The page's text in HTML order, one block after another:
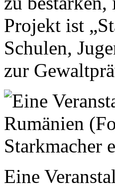
Projekt ist
Schulen,
zur
Eine